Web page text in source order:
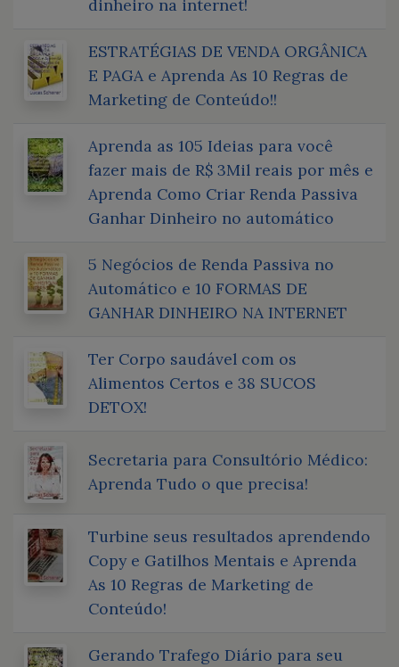
dinheiro na internet!
ESTRATÉGIAS DE VENDA ORGÂNICA
E PAGA e Aprenda As 10 Regras de
Marketing de Conteúdo!!
Aprenda as 105 Ideias para você
fazer mais de R$ 3Mil reais por mês e
Aprenda Como Criar Renda Passiva
Ganhar Dinheiro no automático
5 Negócios de Renda Passiva no
Automático e 10 FORMAS DE
GANHAR DINHEIRO NA INTERNET
Ter Corpo saudável com os
Alimentos Certos e 38 SUCOS
DETOX!
Secretaria para Consultório Médico:
Aprenda Tudo o que precisa!
Turbine seus resultados aprendendo
Copy e Gatilhos Mentais e Aprenda
As 10 Regras de Marketing de
Conteúdo!
Gerando Trafego Diário para seu